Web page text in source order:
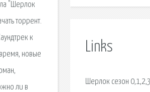
"Шерлок
торрент.
к
новые
ли в
Links
Шерлок сезон